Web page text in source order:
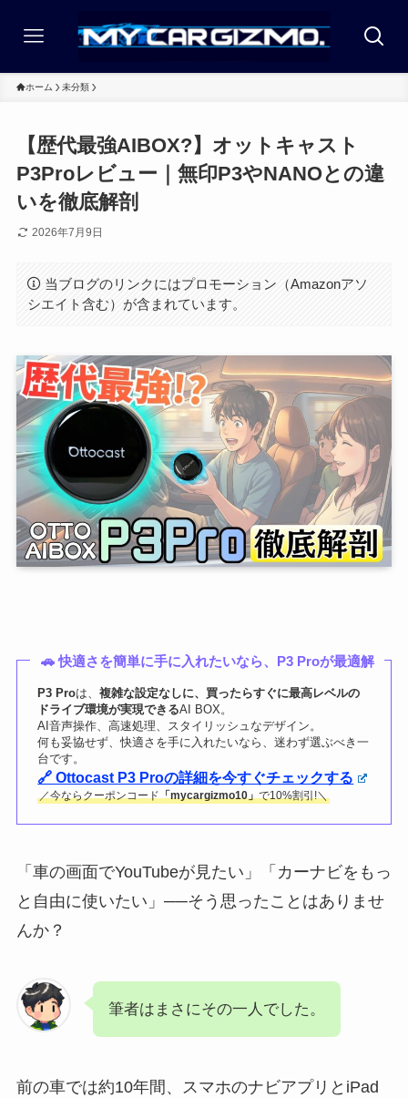
ホーム 未分類
【歴代最強AIBOX?】オットキャスト
P3Proレビュー｜無印P3やNANOとの違
いを徹底解剖
2026年7月9日
当ブログのリンクにはプロモーション（Amazonアソ
シエイト含む）が含まれています。
🚗 快適さを簡単に手に入れたいなら、P3 Proが最適解
P3 Proは、複雑な設定なしに、買ったらすぐに最高レベルの
ドライブ環境が実現できるAI BOX。
AI音声操作、高速処理、スタイリッシュなデザイン。
何も妥協せず、快適さを手に入れたいなら、迷わず選ぶべき一
台です。
🔗 Ottocast P3 Proの詳細を今すぐチェックする
／今ならクーポンコード 「mycargizmo10」で10%割引!＼
「車の画面でYouTubeが見たい」「カーナビをもっ
と自由に使いたい」──そう思ったことはありませ
んか？
筆者はまさにその一人でした。
前の車では約10年間、スマホのナビアプリとiPad